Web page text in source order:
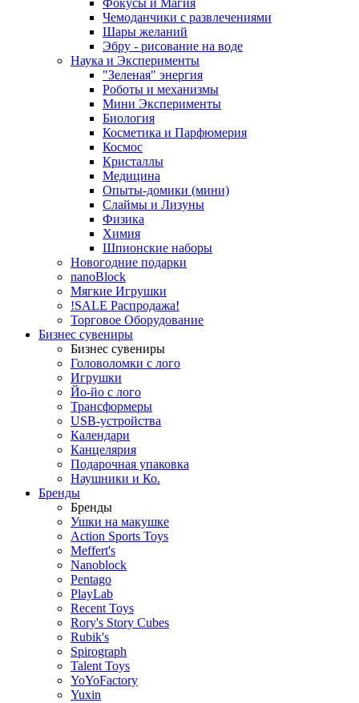
Чемоданчики с развлечениями
Шары желаний
Эбру - рисование на воде
Наука и Эксперименты
"Зеленая" энергия
Роботы и механизмы
Мини Эксперименты
Биология
Косметика и Парфюмерия
Космос
Кристаллы
Медицина
Опыты-домики (мини)
Слаймы и Лизуны
Физика
Химия
Шпионские наборы
Новогодние подарки
nanoBlock
Мягкие Игрушки
!SALE Распродажа!
Торговое Оборудование
Бизнес сувениры
Бизнес сувениры
Головоломки с лого
Игрушки
Йо-йо с лого
Трансформеры
USB-устройства
Календари
Канцелярия
Подарочная упаковка
Наушники и Ко.
Бренды
Бренды
Ушки на макушке
Action Sports Toys
Meffert's
Nanoblock
Pentago
PlayLab
Recent Toys
Rory's Story Cubes
Rubik's
Spirograph
Talent Toys
YoYoFactory
Yuxin